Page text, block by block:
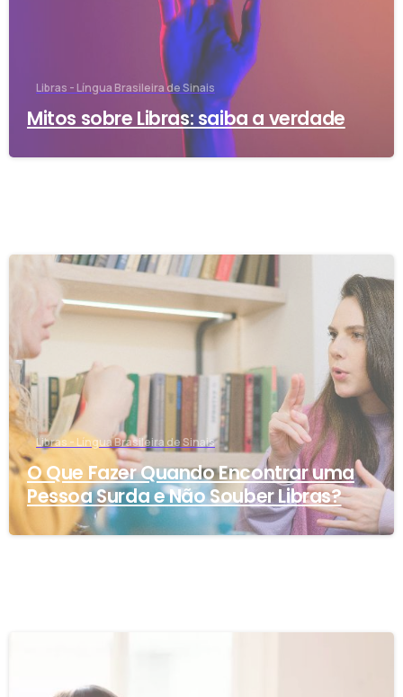
Libras - Língua Brasileira de Sinais
Mitos sobre Libras: saiba a verdade
Libras - Língua Brasileira de Sinais
O Que Fazer Quando Encontrar uma
Pessoa Surda e Não Souber Libras?